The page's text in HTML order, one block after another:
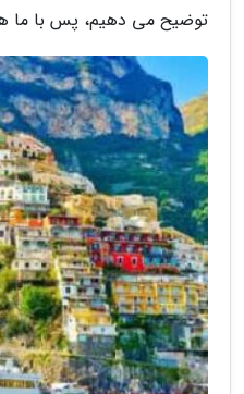
توضیح می دهیم، پس با ما